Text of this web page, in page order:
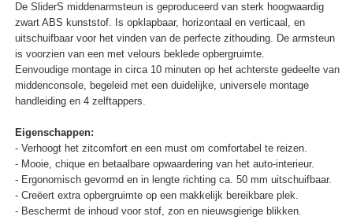
De SliderS middenarmsteun is geproduceerd van sterk hoogwaardig
zwart ABS kunststof. Is opklapbaar, horizontaal en verticaal, en
uitschuifbaar voor het vinden van de perfecte zithouding. De armsteun
is voorzien van een met velours beklede opbergruimte.
Eenvoudige montage in circa 10 minuten op het achterste gedeelte van
middenconsole, begeleid met een duidelijke, universele montage
handleiding en 4 zelftappers.
Eigenschappen:
- Verhoogt het zitcomfort en een must om comfortabel te reizen.
- Mooie, chique en betaalbare opwaardering van het auto-interieur.
- Ergonomisch gevormd en in lengte richting ca. 50 mm uitschuifbaar.
- Creëert extra opbergruimte op een makkelijk bereikbare plek.
- Beschermt de inhoud voor stof, zon en nieuwsgierige blikken.